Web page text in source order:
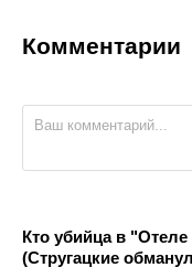
Комментарии
Кто убийца в
(Стругацкие